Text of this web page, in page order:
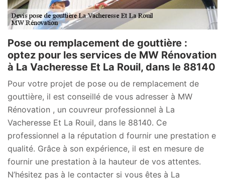
Pose ou remplacement de gouttière :
optez pour les services de MW Rénovation
à La Vacheresse Et La Rouil, dans le 88140
Pour votre projet de pose ou de remplacement de
gouttière, il est conseillé de vous adresser à MW
Rénovation , un couvreur professionnel à La
Vacheresse Et La Rouil, dans le 88140. Ce
professionnel a la réputation d fournir une prestation e
qualité. Grâce à son expérience, il est en mesure de
fournir une prestation à la hauteur de vos attentes.
N’hésitez pas à le contacter si vous êtes à La